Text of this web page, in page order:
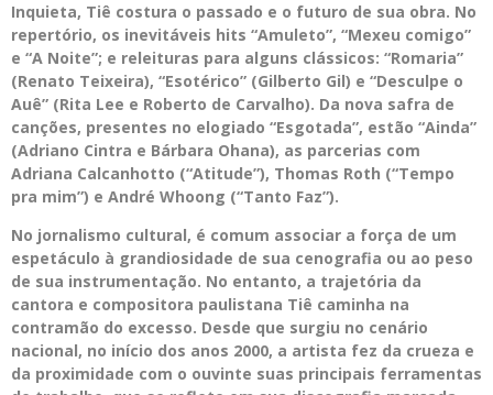
Inquieta, Tiê costura o passado e o futuro de sua obra. No
repertório, os inevitáveis hits “Amuleto”, “Mexeu comigo”
e “A Noite”; e releituras para alguns clássicos: “Romaria”
(Renato Teixeira), “Esotérico” (Gilberto Gil) e “Desculpe o
Auê” (Rita Lee e Roberto de Carvalho). Da nova safra de
canções, presentes no elogiado “Esgotada”, estão “Ainda”
(Adriano Cintra e Bárbara Ohana), as parcerias com
Adriana Calcanhotto (“Atitude”), Thomas Roth (“Tempo
pra mim”) e André Whoong (“Tanto Faz”).
No jornalismo cultural, é comum associar a força de um
espetáculo à grandiosidade de sua cenografia ou ao peso
de sua instrumentação. No entanto, a trajetória da
cantora e compositora paulistana Tiê caminha na
contramão do excesso. Desde que surgiu no cenário
nacional, no início dos anos 2000, a artista fez da crueza e
da proximidade com o ouvinte suas principais ferramentas